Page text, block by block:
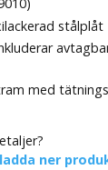
stålplåt
med
ner